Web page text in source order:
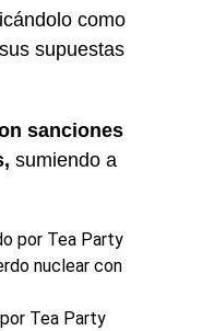
como
supuestas
sanciones
sumiendo a
Tea Party